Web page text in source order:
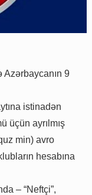
9
istinadən
üçün ayrılmış
min) avro
hesabına
– “Neftçi”,